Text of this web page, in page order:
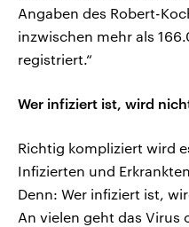
Angaben des Robert-
inzwischen mehr als
registriert.“
Wer infiziert ist, wird
Richtig kompliziert wird
Infizierten und
Denn: Wer infiziert ist,
An vielen geht das Virus